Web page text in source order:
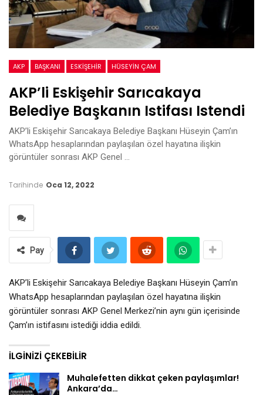
AKP BAŞKANI ESKIŞEHIR HÜSEYIN ÇAM
AKP’li Eskişehir Sarıcakaya
Belediye Başkanın Istifası Istendi
AKP’li Eskişehir Sarıcakaya Belediye Başkanı Hüseyin Çam’ın
WhatsApp hesaplarından paylaşılan özel hayatına ilişkin
görüntüler sonrası AKP Genel …
Tarihinde Oca 12, 2022
Pay
AKP’li Eskişehir Sarıcakaya Belediye Başkanı Hüseyin Çam’ın
WhatsApp hesaplarından paylaşılan özel hayatına ilişkin
görüntüler sonrası AKP Genel Merkezi’nin aynı gün içerisinde
Çam’ın istifasını istediği iddia edildi.
İLGINIZI ÇEKEBILIR
Muhalefetten dikkat çeken paylaşımlar!
Ankara’da…